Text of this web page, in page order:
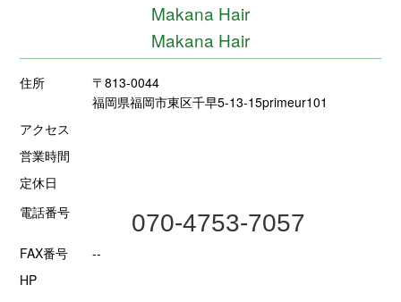
Makana Hair
Makana Hair
住所
〒813-0044
福岡県福岡市東区千早5-13-15primeur101
アクセス
営業時間
定休日
電話番号
070-4753-7057
FAX番号
--
HP